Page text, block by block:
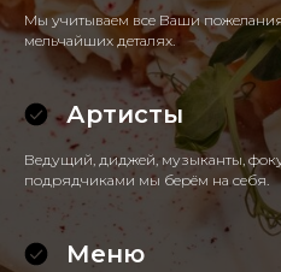
Мы учитываем все Ваши
мельчайших деталях.
Артисты
Ведущий, диджей, музыканты,
подрядчиками мы берём на себя.
Меню